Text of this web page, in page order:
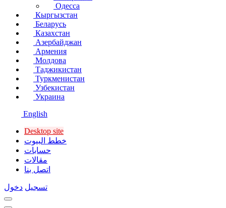
Одесса
Кыргызстан
Беларусь
Казахстан
Азербайджан
Армения
Молдова
Таджикистан
Туркменистан
Узбекистан
Украина
English
Desktop site
خطط البيوت
حسابات
مقالات
اتصل بنا
تسجيل دخول